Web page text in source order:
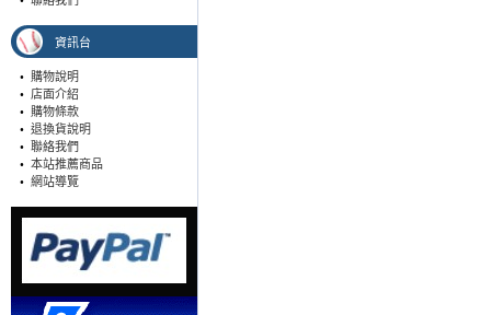
資訊台
• 購物說明
• 店面介紹
• 購物條款
• 退換貨說明
• 聯絡我們
• 本站推薦商品
• 網站導覽